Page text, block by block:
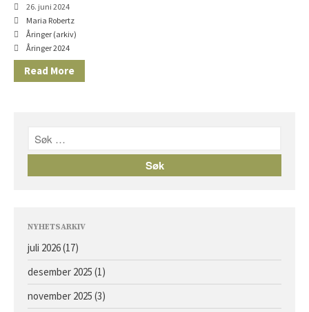
26. juni 2024
Maria Robertz
Åringer (arkiv)
Åringer 2024
Read More
NYHETSARKIV
juli 2026(17)
desember 2025 (1)
november 2025 (3)